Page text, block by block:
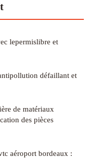
lepermislibre et
défaillant et
de matériaux
des pièces
aéroport bordeaux :